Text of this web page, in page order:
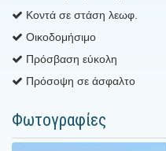
Κοντά σε στάση λεωφ.
Οικοδομήσιμο
Πρόσβαση εύκολη
Πρόσοψη σε άσφαλτο
Φωτογραφίες